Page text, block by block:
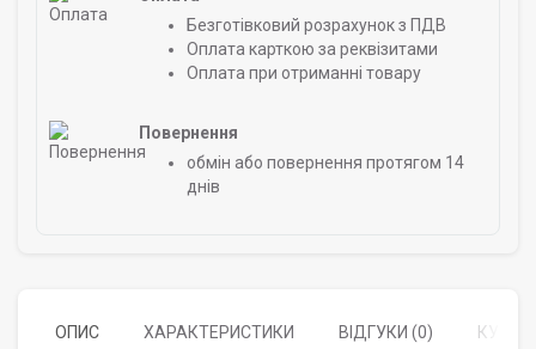
Безготівковий розрахунок з ПДВ
Оплата карткою за реквізитами
Оплата при отриманні товару
Повернення
обмін або повернення протягом 14
днів
ОПИС ХАРАКТЕРИСТИКИ ВІДГУКИ (0)